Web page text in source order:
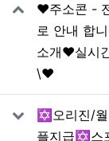
❤️주소콘 -
로 안내 합
소개❤️실시
\❤️
✡️오리진/월
플지급✡️스